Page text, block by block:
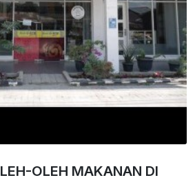
OLEH MAKANAN DI